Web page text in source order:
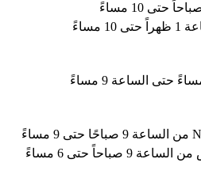
صباحاً حتى 6 مساءً